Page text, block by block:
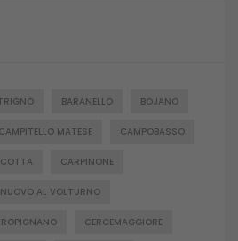
BARANELLO BOJANO
CAMPITELLO MATESE CAMPOBASSO
CARPINONE
AL VOLTURNO
CERCEMAGGIORE